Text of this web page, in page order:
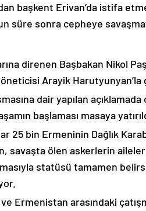
başkent Erivan’da istifa
süre sonra cepheye
direnen Başbakan Nikol
Arayik
dair yapılan
başlaması masaya
25 bin Ermeninin Dağlık
savaşta ölen askerlerin
statüsü tamamen
Ermenistan arasındaki